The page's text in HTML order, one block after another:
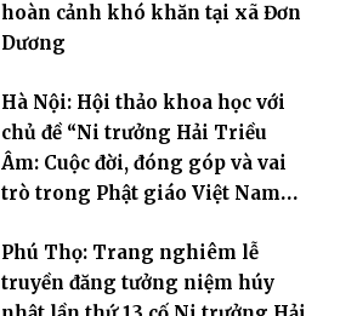
hoàn cảnh khó khăn tại xã Đơn
Dương
Hà Nội: Hội thảo khoa học với
chủ đề “Ni trưởng Hải Triều
Âm: Cuộc đời, đóng góp và vai
trò trong Phật giáo Việt Nam
Phú Thọ: Trang nghiêm lễ
truyền đăng tưởng niệm húy